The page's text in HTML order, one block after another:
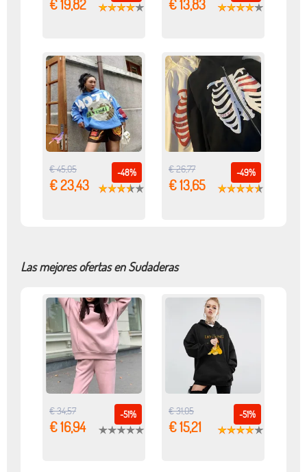
€ 19,82 € 13,83
-48%
€ 45,05
€ 23,43
-49%
€ 26,77
€ 13,65
Las mejores ofertas en Sudaderas
-51%
€ 34,57
€ 16,94
-51%
€ 31,05
€ 15,21